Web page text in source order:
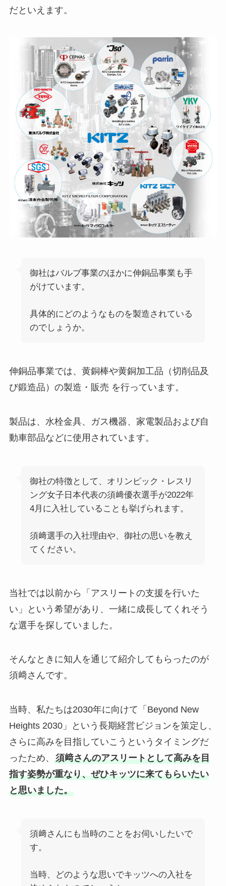
だといえます。
御社はバルブ事業のほかに伸銅品事業も手
がけています。
具体的にどのようなものを製造されている
のでしょうか。
伸銅品事業では、黄銅棒や黄銅加工品（切削品及
び鍛造品）の製造・販売 を行っています。
製品は、水栓金具、ガス機器、家電製品および自
動車部品などに使用されています。
御社の特徴として、オリンピック・レスリ
ング女子日本代表の須﨑優衣選手が2022年
4月に入社していることも挙げられます。
須﨑選手の入社理由や、御社の思いを教え
てください。
当社では以前から「アスリートの支援を行いた
い」という希望があり、一緒に成長してくれそう
な選手を探していました。
そんなときに知人を通じて紹介してもらったのが
須﨑さんです。
当時、私たちは2030年に向けて「Beyond New
Heights 2030」という長期経営ビジョンを策定し、
さらに高みを目指していこうというタイミングだ
ったため、 須﨑さんのアスリートとして高みを目
指す姿勢が重なり、ぜひキッツに来てもらいたい
と思いました。
須﨑さんにも当時のことをお伺いしたいで
す。
当時、どのような思いでキッツへの入社を